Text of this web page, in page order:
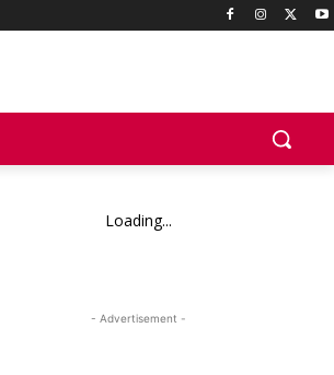
Loading...
- Advertisement -